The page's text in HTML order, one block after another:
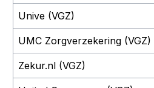
Unive (VGZ)
UMC Zorgverzekering (VGZ)
Zekur.nl (VGZ)